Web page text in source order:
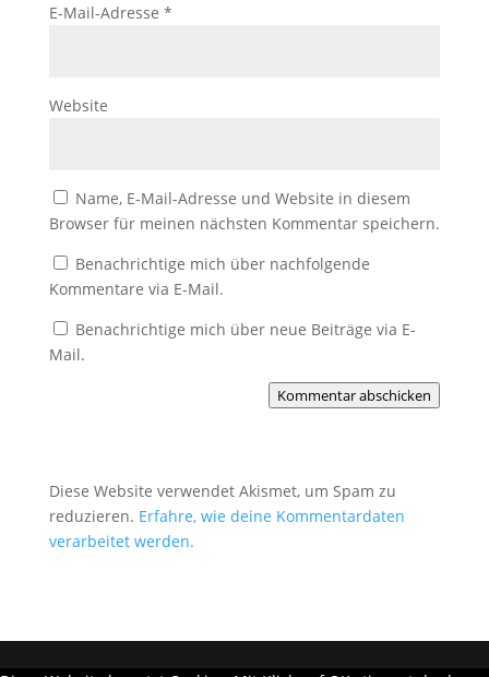
E-Mail-Adresse *
Website
Name, E-Mail-Adresse und Website in diesem
Browser für meinen nächsten Kommentar speichern.
Benachrichtige mich über nachfolgende
Kommentare via E-Mail.
Benachrichtige mich über neue Beiträge via E-
Mail.
Kommentar abschicken
Diese Website verwendet Akismet, um Spam zu
reduzieren. Erfahre, wie deine Kommentardaten
verarbeitet werden.